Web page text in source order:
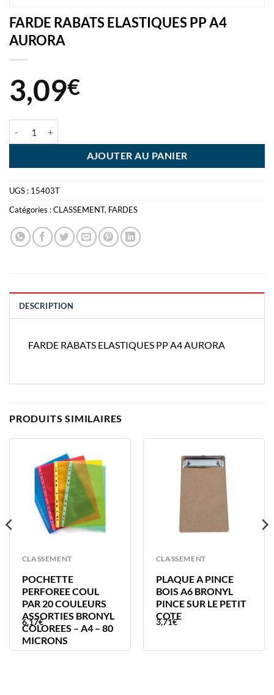
FARDE RABATS ELASTIQUES PP A4
AURORA
3,09€
AJOUTER AU PANIER
UGS : 15403T
Catégories :CLASSEMENT, FARDES
DESCRIPTION
FARDE RABATS ELASTIQUES PP A4 AURORA
PRODUITS SIMILAIRES
CLASSEMENT
POCHETTE
PERFOREE COUL
PAR 20 COULEURS
ASSORTIES BRONYL
COLOREES – A4 – 80
MICRONS
6,17€
CLASSEMENT
PLAQUE A PINCE
BOIS A6 BRONYL
PINCE SUR LE PETIT
COTE
3,71€